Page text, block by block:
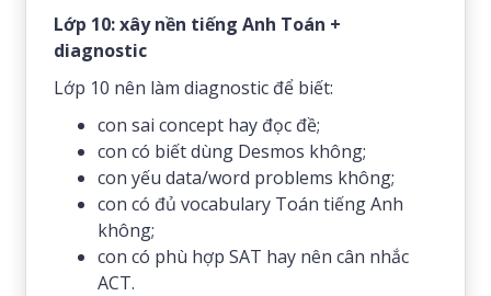
Lớp 10: xây nền tiếng Anh Toán +
diagnostic
Lớp 10 nên làm diagnostic để biết:
con sai concept hay đọc đề;
con có biết dùng Desmos không;
con yếu data/word problems không;
con có đủ vocabulary Toán tiếng Anh
không;
con có phù hợp SAT hay nên cân nhắc
ACT.